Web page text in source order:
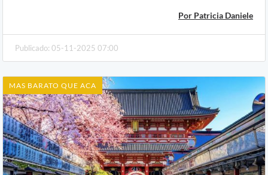
Por Patricia Daniele
Publicado: 05-11-2025 07:00
MAS BARATO QUE ACA